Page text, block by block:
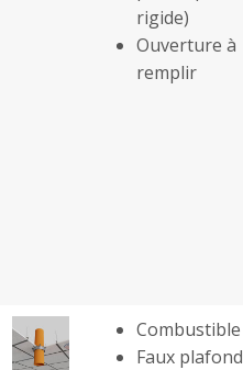
rigide)
Ouverture à
remplir
Combustible
Faux plafond